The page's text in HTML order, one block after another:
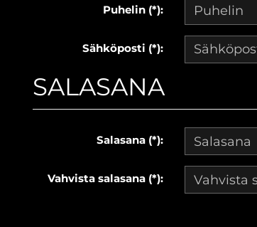
Puhelin (*):
Sähköposti (*):
SALASANA
Salasana (*):
Vahvista salasana (*):